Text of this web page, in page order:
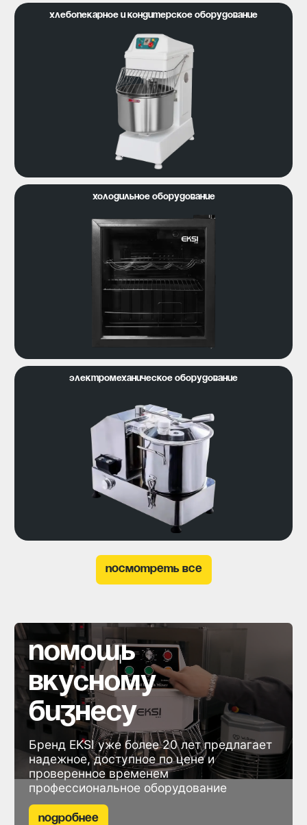
Хлебопекарное и кондитерское оборудование
Холодильное оборудование
Электромеханическое оборудование
посмотреть все
помощь
вкусному
бизнесу
Бренд EKSI уже более 20 лет предлагает
надежное, доступное по цене и
проверенное временем
профессиональное оборудование
Подробнее